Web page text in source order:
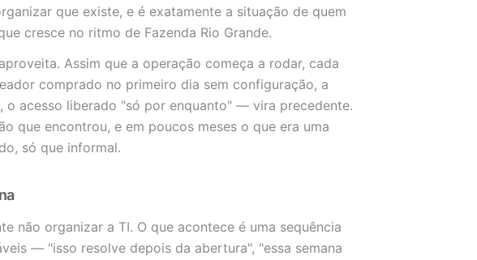
que existe, e é exatamente a situação de quem
cresce no ritmo de Fazenda Rio Grande.
Assim que a operação começa a rodar, cada
comprado no primeiro dia sem configuração, a
o acesso liberado "só por enquanto" — vira precedente.
que encontrou, e em poucos meses o que era uma
só que informal.
não organizar a TI. O que acontece é uma sequência
— "isso resolve depois da abertura", "essa semana